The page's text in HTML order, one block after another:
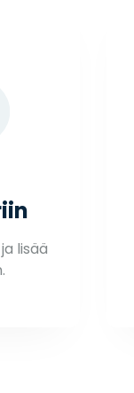
lisää